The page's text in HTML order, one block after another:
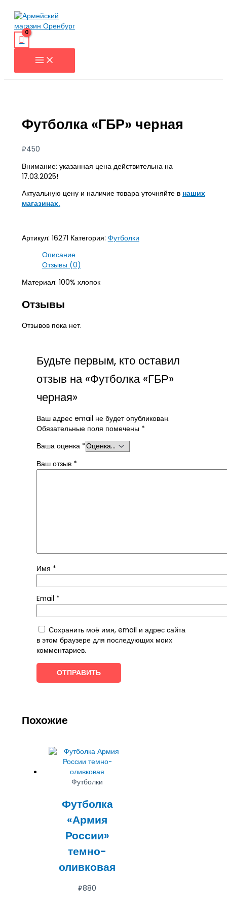
содержимому
Футболка «ГБР» черная
₽450
Внимание: указанная цена действительна на
17.03.2025!
Актуальную цену и наличие товара уточняйте в наших
магазинах.
Артикул: 16271 Категория: Футболки
Описание
Отзывы (0)
Материал: 100% хлопок
Отзывы
Отзывов пока нет.
Будьте первым, кто оставил
отзыв на «Футболка «ГБР»
черная»
Ваш адрес email не будет опубликован.
Обязательные поля помечены *
Ваша оценка *
Ваш отзыв *
Имя *
Email *
Сохранить моё имя, email и адрес сайта
в этом браузере для последующих моих
комментариев.
Похожие
Футболки
Футболка
«Армия
России»
темно-
оливковая
₽880